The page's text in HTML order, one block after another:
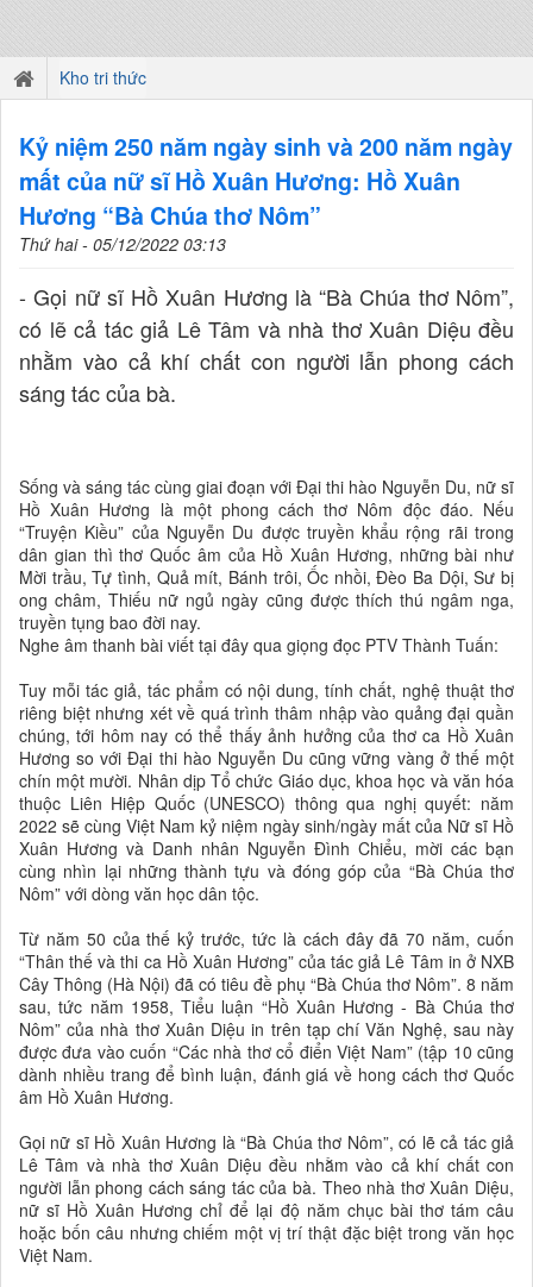
Kho tri thức
Kỷ niệm 250 năm ngày sinh và 200 năm ngày
mất của nữ sĩ Hồ Xuân Hương: Hồ Xuân
Hương “Bà Chúa thơ Nôm”
Thứ hai - 05/12/2022 03:13
- Gọi nữ sĩ Hồ Xuân Hương là “Bà Chúa thơ Nôm”,
có lẽ cả tác giả Lê Tâm và nhà thơ Xuân Diệu đều
nhằm vào cả khí chất con người lẫn phong cách
sáng tác của bà.
Sống và sáng tác cùng giai đoạn với Đại thi hào Nguyễn Du, nữ sĩ
Hồ Xuân Hương là một phong cách thơ Nôm độc đáo. Nếu
“Truyện Kiều” của Nguyễn Du được truyền khẩu rộng rãi trong
dân gian thì thơ Quốc âm của Hồ Xuân Hương, những bài như
Mời trầu, Tự tình, Quả mít, Bánh trôi, Ốc nhồi, Đèo Ba Dội, Sư bị
ong châm, Thiếu nữ ngủ ngày cũng được thích thú ngâm nga,
truyền tụng bao đời nay.
Nghe âm thanh bài viết tại đây qua giọng đọc PTV Thành Tuấn:
Tuy mỗi tác giả, tác phẩm có nội dung, tính chất, nghệ thuật thơ
riêng biệt nhưng xét về quá trình thâm nhập vào quảng đại quần
chúng, tới hôm nay có thể thấy ảnh hưởng của thơ ca Hồ Xuân
Hương so với Đại thi hào Nguyễn Du cũng vững vàng ở thế một
chín một mười. Nhân dịp Tổ chức Giáo dục, khoa học và văn hóa
thuộc Liên Hiệp Quốc (UNESCO) thông qua nghị quyết: năm
2022 sẽ cùng Việt Nam kỷ niệm ngày sinh/ngày mất của Nữ sĩ Hồ
Xuân Hương và Danh nhân Nguyễn Đình Chiểu, mời các bạn
cùng nhìn lại những thành tựu và đóng góp của “Bà Chúa thơ
Nôm” với dòng văn học dân tộc.
Từ năm 50 của thế kỷ trước, tức là cách đây đã 70 năm, cuốn
“Thân thế và thi ca Hồ Xuân Hương” của tác giả Lê Tâm in ở NXB
Cây Thông (Hà Nội) đã có tiêu đề phụ “Bà Chúa thơ Nôm”. 8 năm
sau, tức năm 1958, Tiểu luận “Hồ Xuân Hương - Bà Chúa thơ
Nôm” của nhà thơ Xuân Diệu in trên tạp chí Văn Nghệ, sau này
được đưa vào cuốn “Các nhà thơ cổ điển Việt Nam” (tập 10 cũng
dành nhiều trang để bình luận, đánh giá về hong cách thơ Quốc
âm Hồ Xuân Hương.
Gọi nữ sĩ Hồ Xuân Hương là “Bà Chúa thơ Nôm”, có lẽ cả tác giả
Lê Tâm và nhà thơ Xuân Diệu đều nhằm vào cả khí chất con
người lẫn phong cách sáng tác của bà. Theo nhà thơ Xuân Diệu,
nữ sĩ Hồ Xuân Hương chỉ để lại độ năm chục bài thơ tám câu
hoặc bốn câu nhưng chiếm một vị trí thật đặc biệt trong văn học
Việt Nam.